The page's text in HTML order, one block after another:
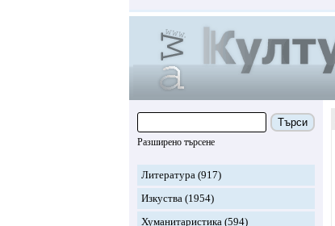
Търси
Разширено търсене
Литература (917)
Изкуства (1954)
Хуманитаристика (594)